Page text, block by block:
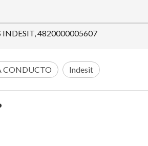
4820000005607
CONDUCTO Indesit